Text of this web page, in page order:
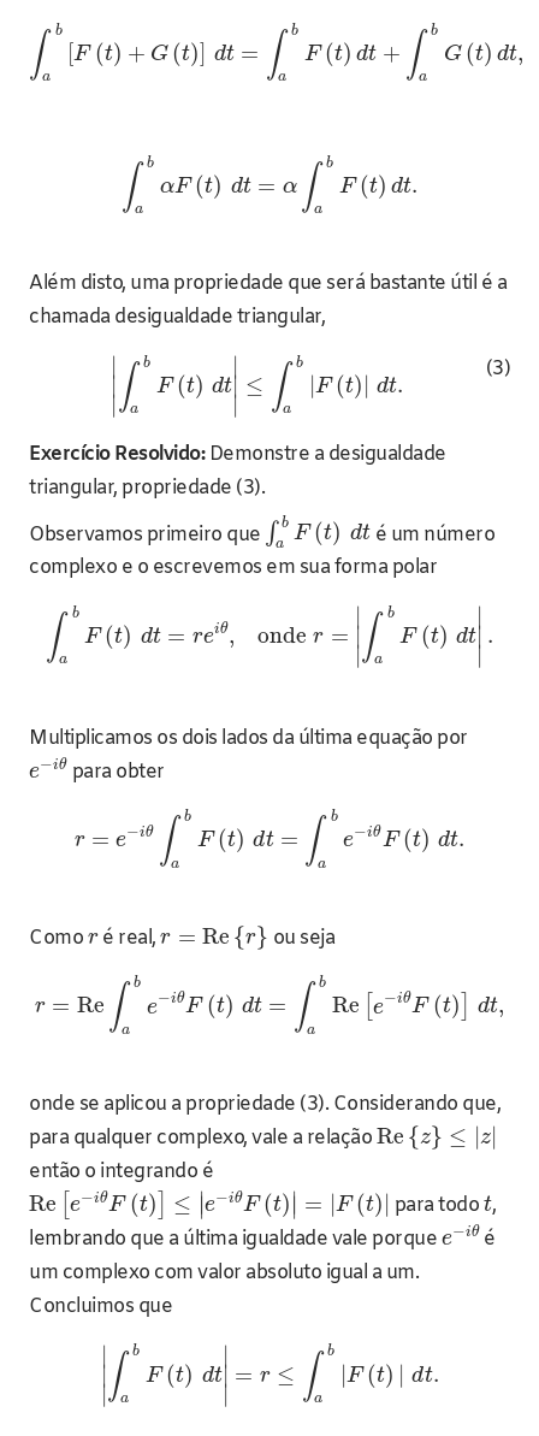
∫ b
a
[F (t) + G (t)] dt = ∫ b
a
F (t) dt + ∫ b
a
G (t) dt,
∫ b
a
αF (t) dt = α ∫ b
a
F (t) dt.
Além disto, uma propriedade que será bastante útil é a
chamada desigualdade triangular,
(3)
∣
∣ ∫ b
a
F (t) dt
∣
∣ ≤ ∫ b
a
F (t) dt.
Exercício Resolvido:Demonstre a desigualdade
triangular, propriedade (3).
Observamos primeiro que ∫ b
a
F (t) dt é um número
complexo e o escrevemos em sua forma polar
∫ b
a
F (t) dt = reiθ, onder =
∣
∣ ∫ b
a
F (t) dt
∣
∣ .
Multiplicamos os dois lados da última equação por
e−iθ para obter
r = e−iθ ∫ b
a
F (t) dt = ∫ b
a
e−iθF (t) dt.
Como ré real,r = Re {r} ou seja
r = Re ∫ b
a
e−iθF (t) dt = ∫ b
a
Re [e−iθF (t) dt,
onde se aplicou a propriedade (3). Considerando que,
para qualquer complexo, vale a relaçãoRe {z} ≤ z|
então o integrando é
Re [e−iθF (t) ≤ ∣e−iθF (t)∣ = F (t) para todo t,
lembrando que a última igualdade vale porque e−iθ é
um complexo com valor absoluto igual a um.
Concluimos que
∣
∣
∣ ∫ b
a
F (t) dt
∣
∣
∣ = r ≤ ∫ b
a
| F (t) | dt.